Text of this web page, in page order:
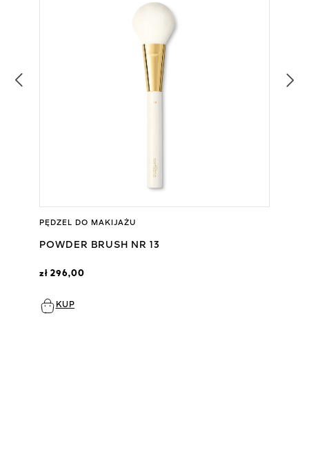
PĘDZEL DO MAKIJAŻU
POWDER BRUSH NR 13
zł 296,00
KUP